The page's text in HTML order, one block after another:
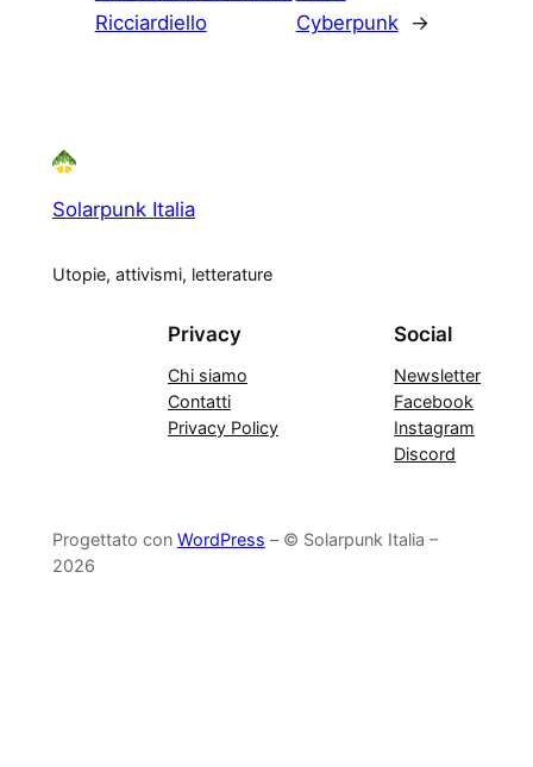
Ricciardiello
Cyberpunk
→
Solarpunk Italia
Utopie, attivismi, letterature
Privacy
Chi siamo
Contatti
Privacy Policy
Social
Newsletter
Facebook
Instagram
Discord
Progettato con WordPress – © Solarpunk Italia –
2026